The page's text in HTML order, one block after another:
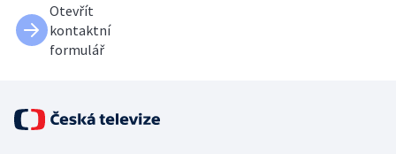
Otevřít
kontaktní
formulář